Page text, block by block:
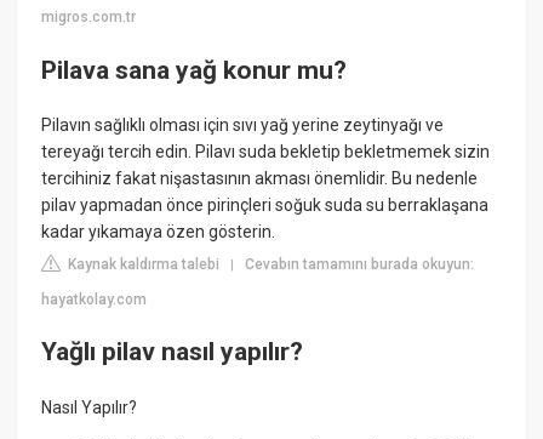
migros.com.tr
Pilava sana yağ konur mu?
Pilavın sağlıklı olması için sıvı yağ yerine zeytinyağı ve
tereyağı tercih edin. Pilavı suda bekletip bekletmemek sizin
tercihiniz fakat nişastasının akması önemlidir. Bu nedenle
pilav yapmadan önce pirinçleri soğuk suda su berraklaşana
kadar yıkamaya özen gösterin.
Kaynak kaldırma talebi |Cevabın tamamını burada okuyun:
hayatkolay.com
Yağlı pilav nasıl yapılır?
Nasıl Yapılır?